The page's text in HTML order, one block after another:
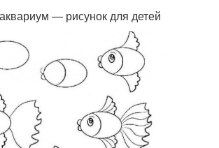
— рисунок для детей